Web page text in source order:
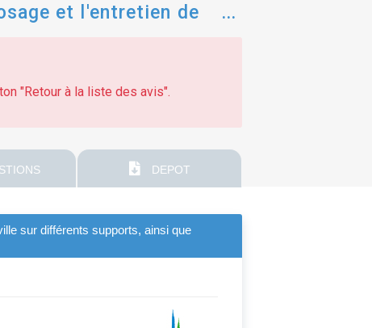
et l'entretien de
"Retour à la liste des avis".
DEPOT
sur différents supports, ainsi que